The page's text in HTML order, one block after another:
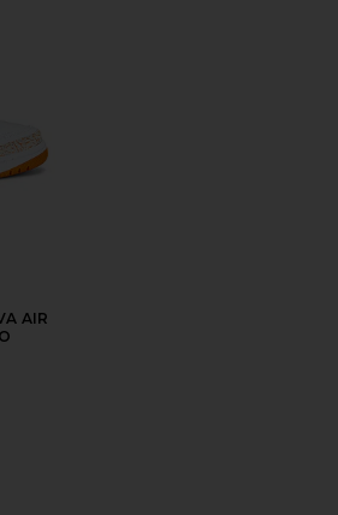
AIR
CAMISETA SIN COSTURAS DE MODAL SO